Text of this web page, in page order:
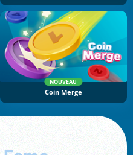
NOUVEAU
Coin Merge